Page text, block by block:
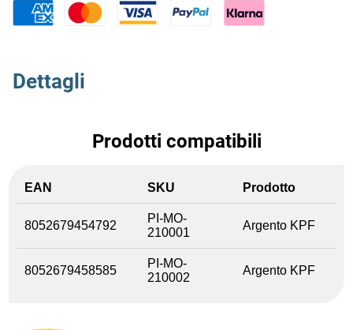
Dettagli
Prodotti compatibili
EAN SKU Prodotto
8052679454792
PI-MO-
210001
Argento KPF
8052679458585
PI-MO-
210002
Argento KPF